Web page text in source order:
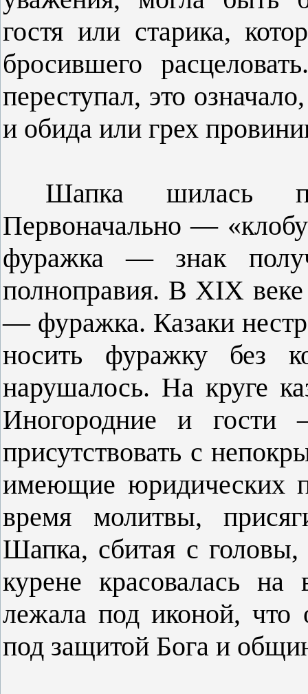
гостя или ста­рика,
бросившего
переступал, это
и обида или грех
Шапка шилась по
Первоначально —
фуражка — знак
полноправия. В XIX веке
— фуражка. Казаки
носить фуражку без
нарушалось. На круге
Иногородние и
присутствовать с
имеющие юридических
время молитвы,
Шапка, сбитая с
курене красовалась
лежала под иконой, что
под защитой Бога и